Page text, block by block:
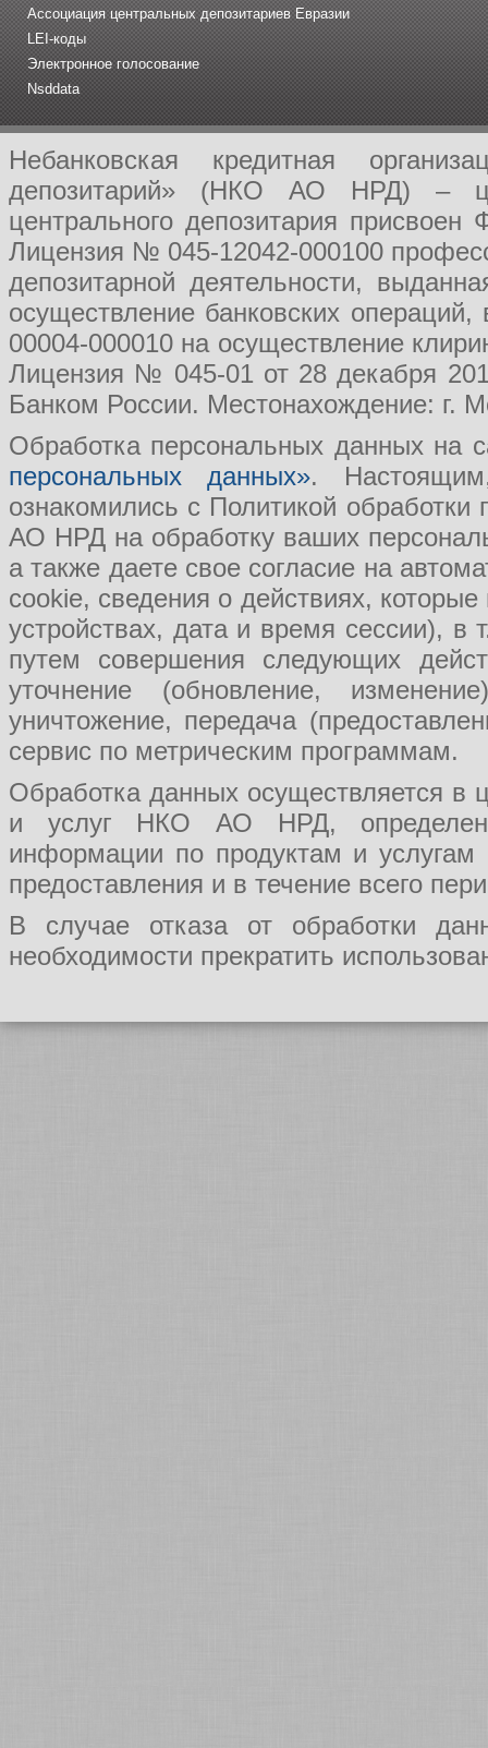
Ассоциация центральных депозитариев Евразии
LEI-коды
Электронное голосование
Nsddata
Небанковская кредитная
депозитарий» (НКО АО НРД) –
центрального депозитария
Лицензия № 045-12042-000100
депозитарной деятельности,
осуществление банковских
00004-000010 на осуществление
Лицензия № 045-01 от 28 декабря
Банком России. Местонахождение: г.
Обработка персональных данных на
персональных данных».
ознакомились с Политикой
АО НРД на обработку ваших
а также даете свое согласие на
cookie, сведения о действиях,
устройствах, дата и время сессии), в
путем совершения следующих
уточнение (обновление,
уничтожение, передача
сервис по метрическим программам.
Обработка данных осуществляется в
и услуг НКО АО НРД, определения
информации по продуктам и
предоставления и в течение всего
В случае отказа от обработки
необходимости прекратить